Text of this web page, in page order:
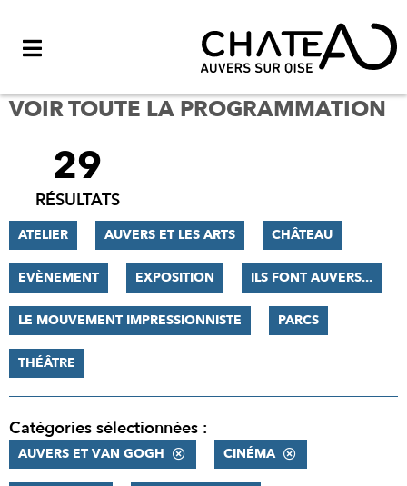
VOIR TOUTE LA PROGRAMMATION
FILTRER
RÉSULTATS
29
RÉSULTATS
ATELIER AUVERS ET LES ARTS CHÂTEAU
EVÈNEMENT EXPOSITION ILS FONT AUVERS...
LE MOUVEMENT IMPRESSIONNISTE PARCS
THÉÂTRE
Catégories sélectionnées :
AUVERS ET VAN GOGH CINÉMA